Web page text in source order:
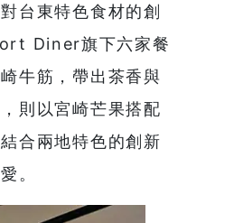
台東特色食材的創
Diner旗下六家餐
牛筋，帶出茶香與
則以宮崎芒果搭配
合兩地特色的創新
。